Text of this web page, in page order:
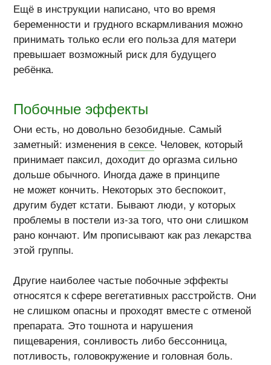
Ещё в инструкции написано, что во время
беременности и грудного вскармливания можно
принимать только если его польза для матери
превышает возможный риск для будущего
ребёнка.
Побочные эффекты
Они есть, но довольно безобидные. Самый
заметный: изменения всексе. Человек, который
принимает паксил, доходит до оргазма сильно
дольше обычного. Иногда даже в принципе
не может кончить. Некоторых это беспокоит,
другим будет кстати. Бывают люди, у которых
проблемы в постели из-затого, что они слишком
рано кончают. Им прописывают как раз лекарства
этой группы.
Другие наиболее частые побочные эффекты
относятся к сфере вегетативных расстройств. Они
не слишком опасны и проходят вместе с отменой
препарата. Это тошнота и нарушения
пищеварения, сонливость либо бессонница,
потливость, головокружение и головная боль.